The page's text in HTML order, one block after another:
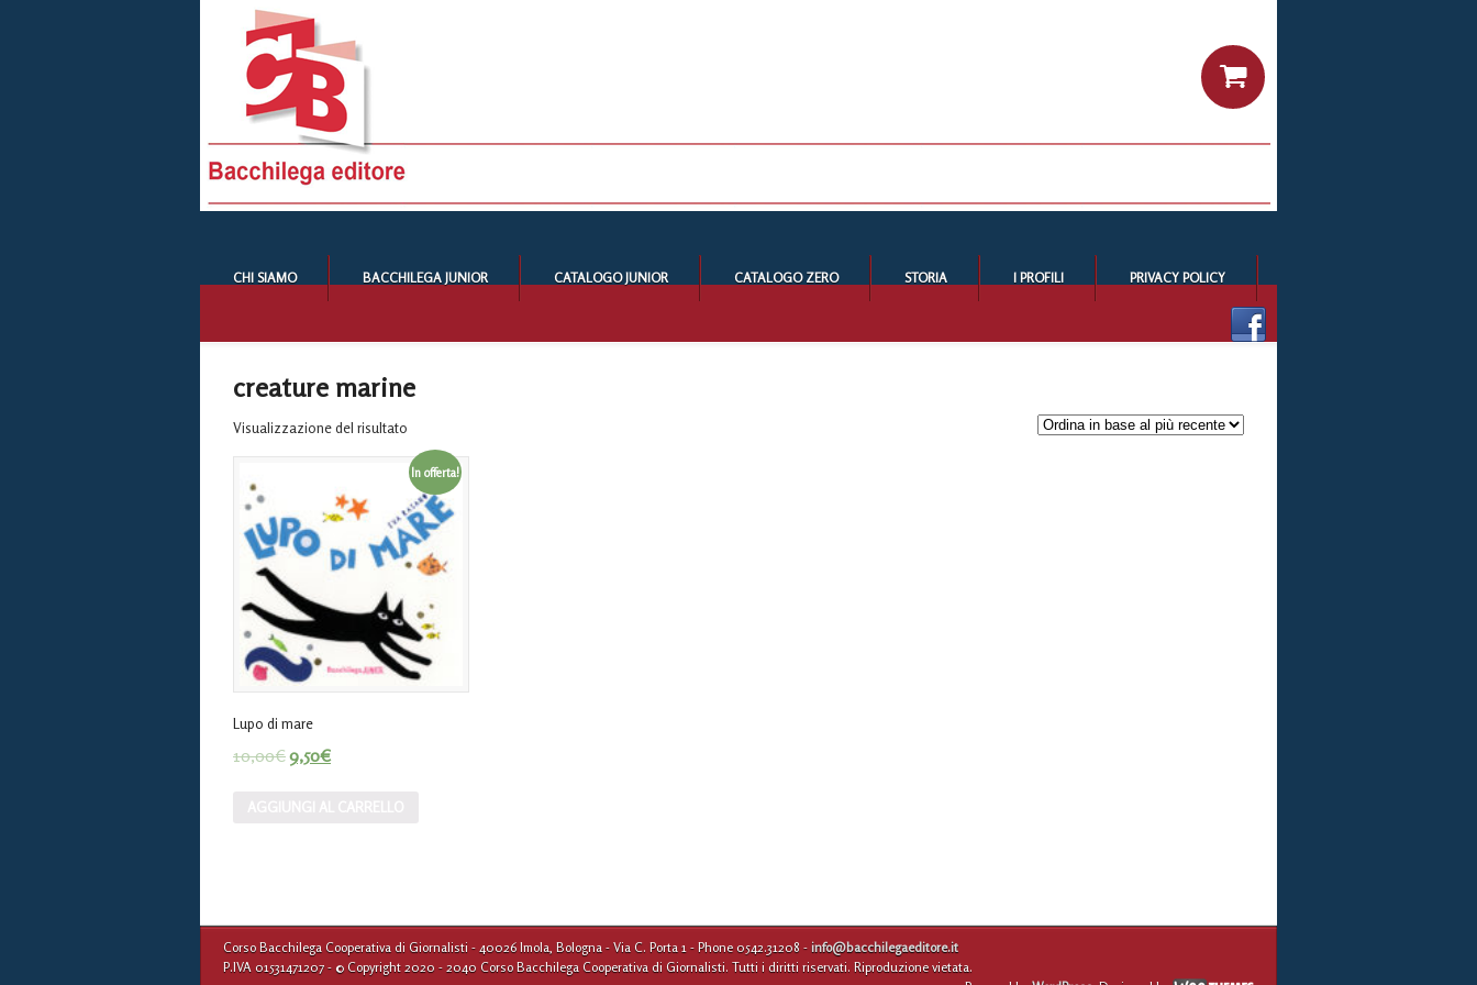
CHI SIAMO BACCHILEGA JUNIOR CATALOGO JUNIOR CATALOGO ZERO STORIA I PROFILI PRIVACY POLICY
creature marine
Visualizzazione del risultato
In offerta!
Lupo di mare
10,00€9,50€
Corso Bacchilega Cooperativa di Giornalisti - 40026 Imola, Bologna - Via C. Porta 1 - Phone 0542.31208 - info@bacchilegaeditore.it
P.IVA 01531471207 - © Copyright 2020 - 2040 Corso Bacchilega Cooperativa di Giornalisti. Tutti i diritti riservati. Riproduzione vietata.